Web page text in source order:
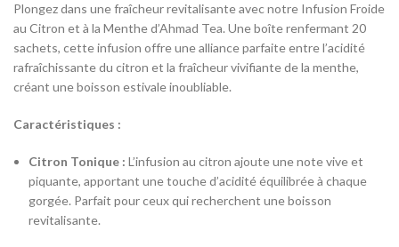
Plongez dans une fraîcheur revitalisante avec notre Infusion Froide
au Citron et à la Menthe d’Ahmad Tea. Une boîte renfermant 20
sachets, cette infusion offre une alliance parfaite entre l’acidité
rafraîchissante du citron et la fraîcheur vivifiante de la menthe,
créant une boisson estivale inoubliable.
Caractéristiques :
Citron Tonique : L’infusion au citron ajoute une note vive et
piquante, apportant une touche d’acidité équilibrée à chaque
gorgée. Parfait pour ceux qui recherchent une boisson
revitalisante.